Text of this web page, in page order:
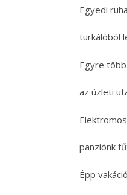
Egyedi
turkálóból
Egyre
az üzleti
panziónk
Épp